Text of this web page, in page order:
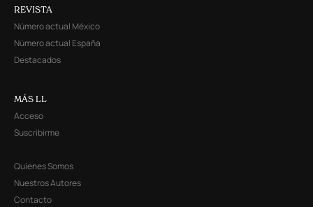
REVISTA
Número actual México
Número actual España
Destacados
MÁS LL
Acceso
Suscribirme
Quienes Somos
Nuestros Autores
Contacto